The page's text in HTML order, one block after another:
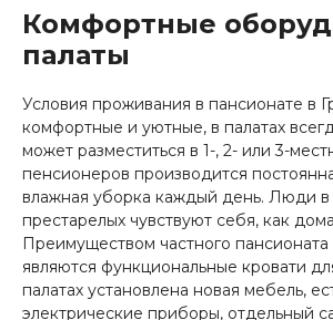
Комфортные
палаты
Условия проживания в пансионате в
комфортные и уютные, в палатах
может разместиться в 1-, 2- или 3-
пенсионеров производится
влажная уборка каждый день. Люди
престарелых чувствуют себя, как
Преимуществом частного
являются функциональные кровати
палатах установлена новая мебель,
электрические приборы, отдельный